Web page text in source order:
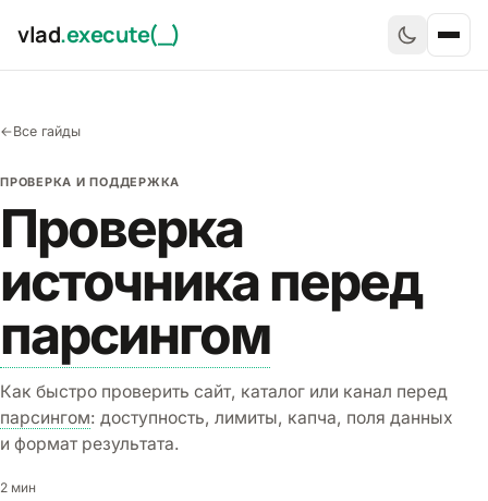
vlad.execute(_)
Гайды
Обо мне
←Все гайды
ПРОВЕРКА И ПОДДЕРЖКА
Проверка
источника перед
парсингом
Как быстро проверить сайт, каталог или канал перед
парсингом: доступность, лимиты, капча, поля данных
и формат результата.
2 мин